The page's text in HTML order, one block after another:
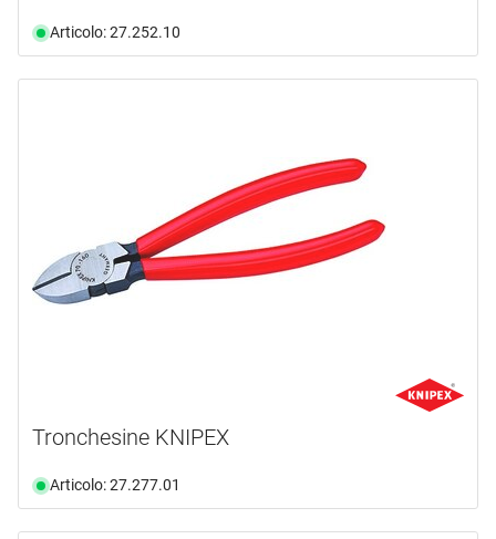
Articolo: 27.252.10
Tronchesine KNIPEX
Articolo: 27.277.01